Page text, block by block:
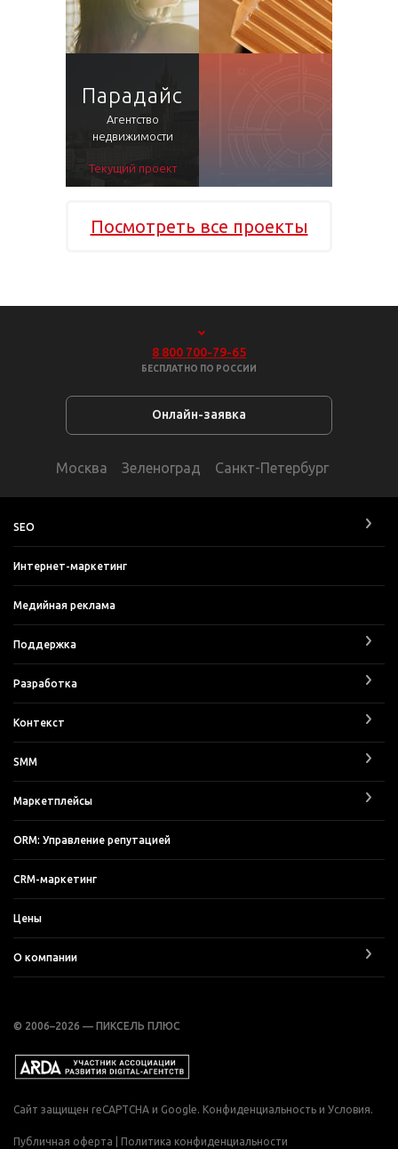
Парадайс
Агентство
недвижимости
Текущий проект
Посмотреть все проекты
8 800 700-79-65
БЕСПЛАТНО ПО РОССИИ
Онлайн-заявка
Москва Зеленоград Санкт-Петербург
SEO
Интернет-маркетинг
Медийная реклама
Поддержка
Разработка
Контекст
SMM
Маркетплейсы
ORM: Управление репутацией
CRM-маркетинг
Цены
О компании
© 2006–2026 — ПИКСЕЛЬ ПЛЮС
Сайт защищен reCAPTCHA и Google. Конфиденциальность и Условия.
Публичная оферта Политика конфиденциальности